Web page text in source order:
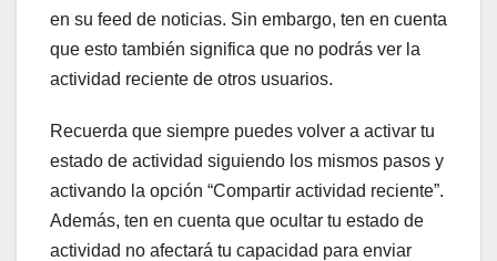
en su feed de noticias. Sin embargo, ten en cuenta
que esto también significa que no podrás ver la
actividad reciente de otros usuarios.
Recuerda que siempre puedes volver a activar tu
estado de actividad siguiendo los mismos pasos y
activando la opción “Compartir actividad reciente”.
Además, ten en cuenta que ocultar tu estado de
actividad no afectará tu capacidad para enviar